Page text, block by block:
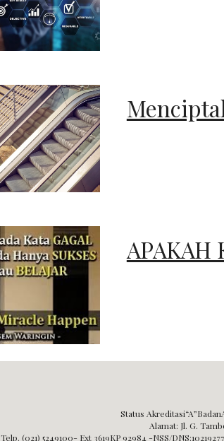
APAKAH
Status
Alamat: Jl. G.
Telp. (021) 5249100- Ext 3619KP 92984 -NSS/